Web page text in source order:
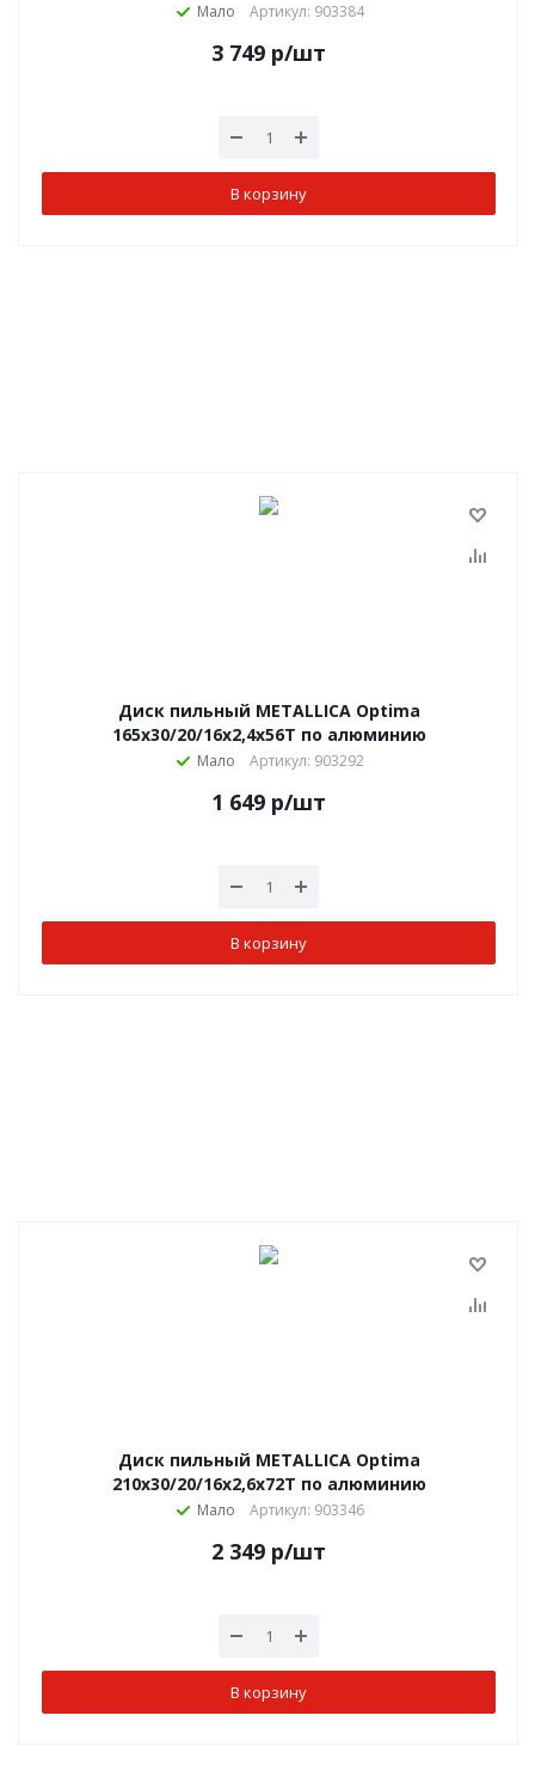
Мало Артикул: 903384
3 749 р/шт
В корзину
Диск пильный METALLICA Optima
165x30/20/16х2,4х56Т по алюминию
Мало Артикул: 903292
1 649 р/шт
В корзину
Диск пильный METALLICA Optima
210x30/20/16х2,6х72Т по алюминию
Мало Артикул: 903346
2 349 р/шт
В корзину